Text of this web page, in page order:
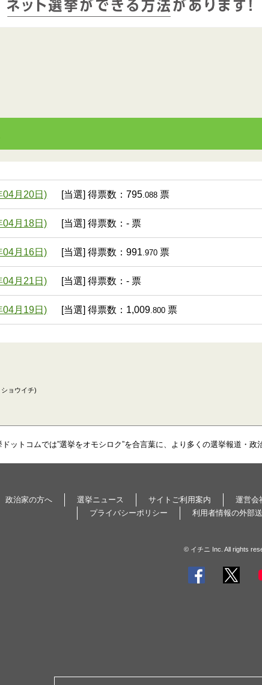
04月20日) [当選] 得票数：795.088 票
04月18日) [当選] 得票数：- 票
04月16日) [当選] 得票数：991.970 票
04月21日) [当選] 得票数：- 票
04月19日) [当選] 得票数：1,009.800 票
ョウイチ)
ドットコムでは”選挙をオモシロク”を合言葉に、より多くの選挙報道・
政治家の方へ 選挙ニュース サイトご利用案内 運営会
プライバシーポリシー
利用者情報の外部
© イチニ Inc. All rights